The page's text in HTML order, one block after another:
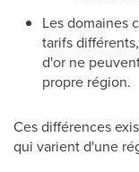
Les domaines
tarifs
d'or ne
propre région.
Ces différences
qui varient d'une